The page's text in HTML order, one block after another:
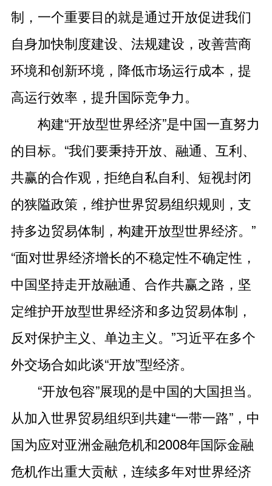
制，一个重要目的就是通过开放促进我们
自身加快制度建设、法规建设，改善营商
环境和创新环境，降低市场运行成本，提
高运行效率，提升国际竞争力。
构建“开放型世界经济”是中国一直努力
的目标。“我们要秉持开放、融通、互利、
共赢的合作观，拒绝自私自利、短视封闭
的狭隘政策，维护世界贸易组织规则，支
持多边贸易体制，构建开放型世界经济。”
“面对世界经济增长的不稳定性不确定性，
中国坚持走开放融通、合作共赢之路，坚
定维护开放型世界经济和多边贸易体制，
反对保护主义、单边主义。”习近平在多个
外交场合如此谈“开放”型经济。
“开放包容”展现的是中国的大国担当。
从加入世界贸易组织到共建“一带一路”，中
国为应对亚洲金融危机和2008年国际金融
危机作出重大贡献，连续多年对世界经济